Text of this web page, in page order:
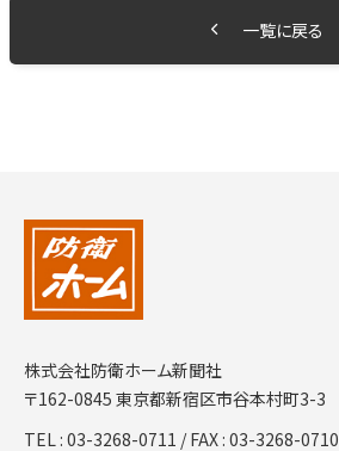
一覧に戻る
株式会社防衛ホーム新聞社
〒162-0845 東京都新宿区市谷本村町3-3
TEL :03-3268-0711 / FAX : 03-3268-0710